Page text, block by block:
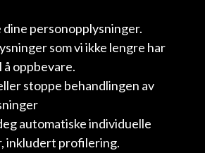
personopplysninger.
som vi ikke lengre har
oppbevare.
stoppe behandlingen av
automatiske individuelle
inkludert profilering.